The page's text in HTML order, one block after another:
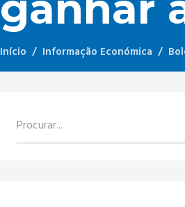
Início Informação Económica